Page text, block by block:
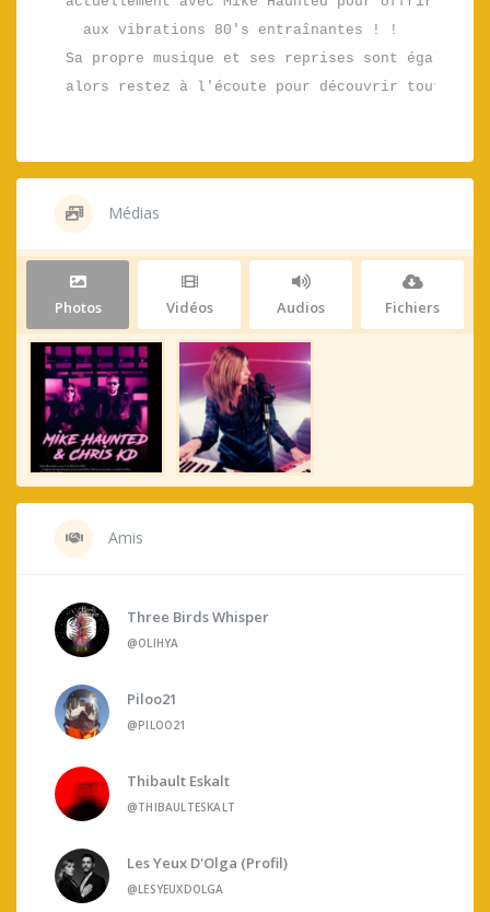
aux vibrations 80's entraînantes ! !
Sa propre musique et ses reprises sont
alors restez à l'écoute pour découvrir tout son
Médias
Photos Vidéos Audios Fichiers
Amis
Three Birds Whisper
@OLIHYA
Piloo21
@PILOO21
Thibault Eskalt
@THIBAULTESKALT
Les Yeux D'Olga (profil)
@LESYEUXDOLGA